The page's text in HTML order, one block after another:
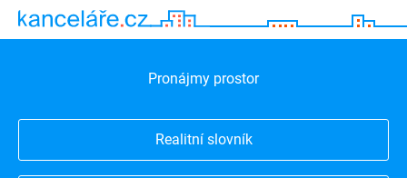
Pronájmy prostor
Realitní slovník